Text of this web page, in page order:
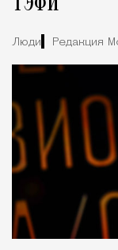
ТЭФИ
Люди Редакция